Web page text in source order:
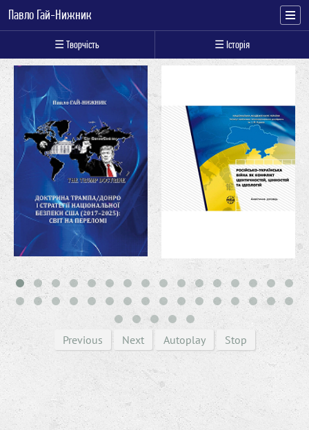
Павло Гай-Нижник
☰ Творчість ☰ Історія
Previous Next Autoplay Stop